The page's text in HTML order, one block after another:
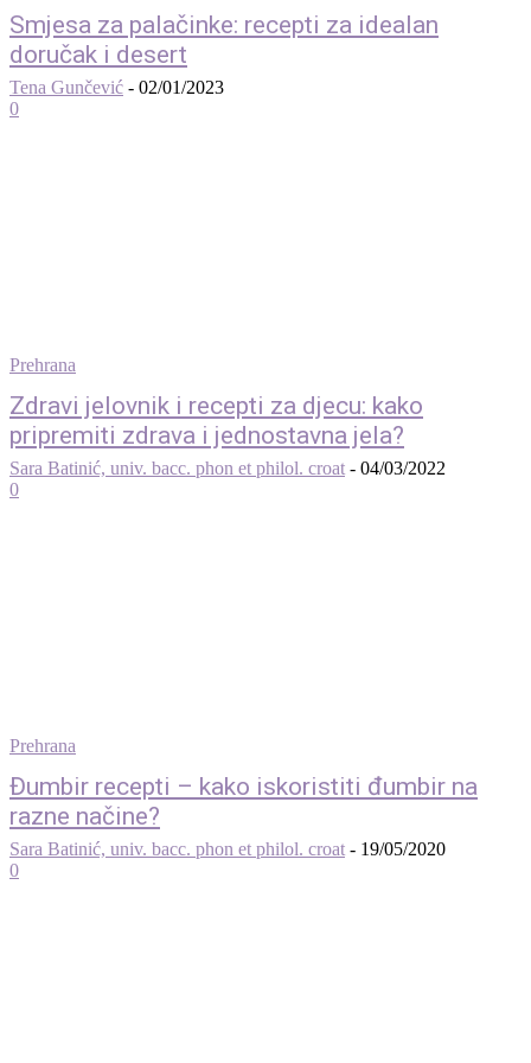
Smjesa za palačinke: recepti za idealan
doručak i desert
Tena Gunčević - 02/01/2023
0
Prehrana
Zdravi jelovnik i recepti za djecu: kako
pripremiti zdrava i jednostavna jela?
Sara Batinić, univ. bacc. phon et philol. croat - 04/03/2022
0
Prehrana
Đumbir recepti – kako iskoristiti đumbir na
razne načine?
Sara Batinić, univ. bacc. phon et philol. croat - 19/05/2020
0